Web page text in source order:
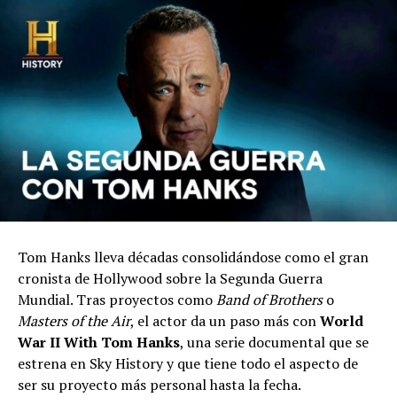
Tom Hanks lleva décadas consolidándose como el gran
cronista de Hollywood sobre la Segunda Guerra
Mundial. Tras proyectos comoBand of Brotherso
Masters of the Air, el actor da un paso más conWorld
War II With Tom Hanks, una serie documental que se
estrena en Sky History y que tiene todo el aspecto de
ser su proyecto más personal hasta la fecha.